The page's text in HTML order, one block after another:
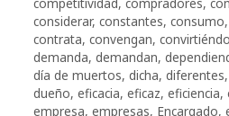
considerar, constantes, consumo,
contrata, convengan,
demanda, demandan,
día de muertos, dicha, diferentes,
dueño, eficacia, eficaz, eficiencia,
empresa, empresas, Encargado,